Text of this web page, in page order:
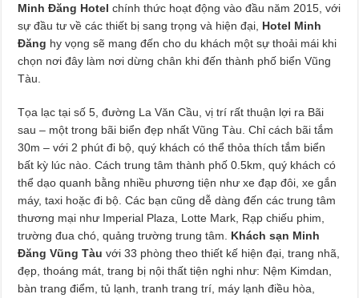
Minh Đăng Hotelchính thức hoạt động vào đầu năm 2015, với
sự đầu tư về các thiết bị sang trọng và hiện đại, Hotel Minh
Đăng hy vọng sẽ mang đến cho du khách một sự thoải mái khi
chọn nơi đây làm nơi dừng chân khi đến thành phố biển Vũng
Tàu.
Tọa lạc tại số 5, đường La Văn Cầu, vị trí rất thuận lợi ra Bãi
sau – một trong bãi biển đẹp nhất Vũng Tàu. Chỉ cách bãi tắm
30m – với 2 phút đi bộ, quý khách có thể thỏa thích tắm biển
bất kỳ lúc nào. Cách trung tâm thành phố 0.5km, quý khách có
thể dạo quanh bằng nhiều phương tiện như xe đạp đôi, xe gắn
máy, taxi hoặc đi bộ. Các bạn cũng dễ dàng đến các trung tâm
thương mại như Imperial Plaza, Lotte Mark, Rạp chiếu phim,
trường đua chó, quảng trường trung tâm. Khách sạn Minh
Đăng Vũng Tàuvới 33 phòng theo thiết kế hiện đại, trang nhã,
đẹp, thoáng mát, trang bị nội thất tiện nghi như: Nệm Kimdan,
bàn trang điểm, tủ lạnh, tranh trang trí, máy lạnh điều hòa,